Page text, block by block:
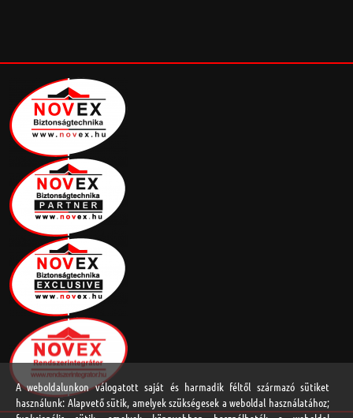
A weboldalunkon válogatott saját és harmadik féltől származó sütiket
használunk: Alapvető sütik, amelyek szükségesek a weboldal használatához;